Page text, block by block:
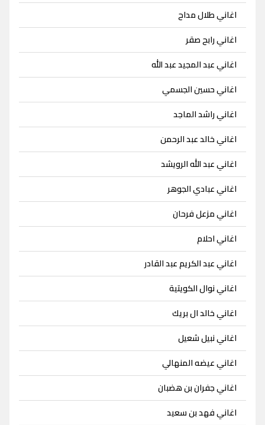
اغاني طلال مداح
اغاني رابح صقر
اغاني عبد المجيد عبد الله
اغاني حسين الجسمي
اغاني راشد الماجد
اغاني خالد عبد الرحمن
اغاني عبد الله الرويشد
اغاني عبادي الجوهر
اغاني مزعل فرحان
اغاني احلام
اغاني عبد الكريم عبد القادر
اغاني نوال الكويتية
اغاني خالد ال بريك
اغاني نبيل شعيل
اغاني عيضه المنهالي
اغاني جفران بن هضبان
اغاني فهد بن سعيد